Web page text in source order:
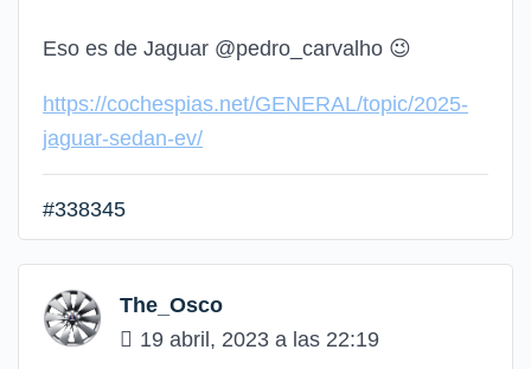
Eso es de Jaguar @pedro_carvalho 😉
https://cochespias.net/GENERAL/topic/2025-
jaguar-sedan-ev/
#338345
The_Osco
19 abril, 2023 a las 22:19